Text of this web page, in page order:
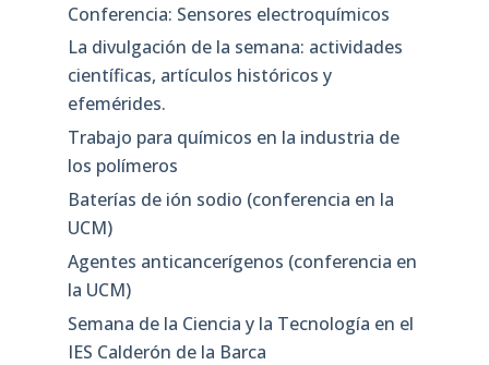
Conferencia: Sensores electroquímicos
La divulgación de la semana: actividades
científicas, artículos históricos y
efemérides.
Trabajo para químicos en la industria de
los polímeros
Baterías de ión sodio (conferencia en la
UCM)
Agentes anticancerígenos (conferencia en
la UCM)
Semana de la Ciencia y la Tecnología en el
IES Calderón de la Barca